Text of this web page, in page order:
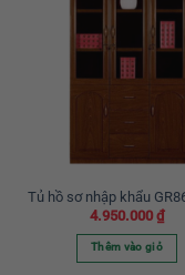
Tủ hồ sơ nhập khẩu
4.950.000 ₫
Thêm vào giỏ